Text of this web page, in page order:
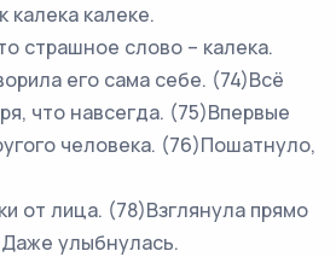
калека калеке.
слово – калека.
его сама себе. (74)Всё
что навсегда. (75)Впервые
человека. (76)Пошатнуло,
лица. (78)Взглянула прямо
улыбнулась.